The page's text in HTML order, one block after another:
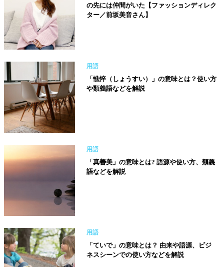
の先には仲間がいた【ファッションディレク
ター／前坂美音さん】
用語
「憔悴（しょうすい）」の意味とは？使い方
や類義語などを解説
用語
「真善美」の意味とは? 語源や使い方、類義
語などを解説
用語
「ていで」の意味とは？ 由来や語源、ビジ
ネスシーンでの使い方などを解説